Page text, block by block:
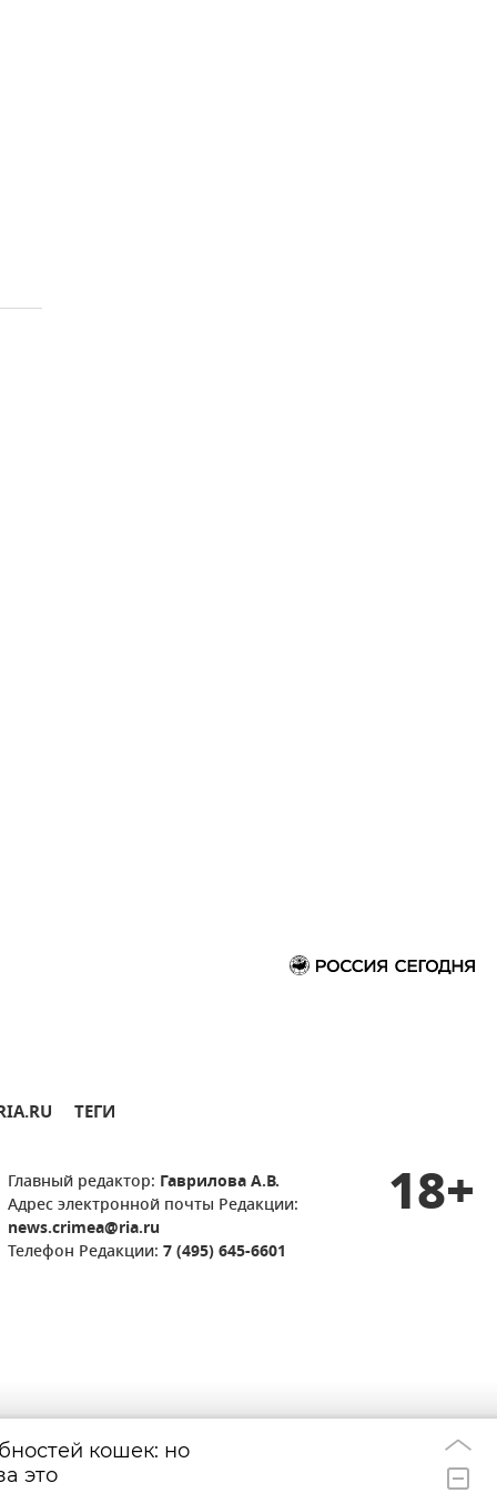
ТЕГИ
Главный редактор: Гаврилова А.В.
Адрес электронной почты Редакции:
news.crimea@ria.ru
Телефон Редакции: 7 (495) 645-6601
18+
кошек: но
это
Вина